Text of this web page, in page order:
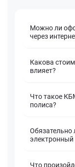
Можно ли
через
Какова
влияет?
Что такое
полиса?
Обязательно
Что